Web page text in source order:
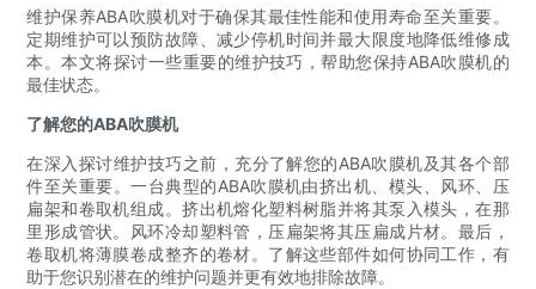
维护保养ABA吹膜机对于确保其最佳性能和使用寿命至关重要。
定期维护可以预防故障、减少停机时间并最大限度地降低维修成
本。本文将探讨一些重要的维护技巧，帮助您保持ABA吹膜机的
最佳状态。
了解您的ABA吹膜机
在深入探讨维护技巧之前，充分了解您的ABA吹膜机及其各个部
件至关重要。一台典型的ABA吹膜机由挤出机、模头、风环、压
扁架和卷取机组成。挤出机熔化塑料树脂并将其泵入模头，在那
里形成管状。风环冷却塑料管，压扁架将其压扁成片材。最后，
卷取机将薄膜卷成整齐的卷材。了解这些部件如何协同工作，有
助于您识别潜在的维护问题并更有效地排除故障。